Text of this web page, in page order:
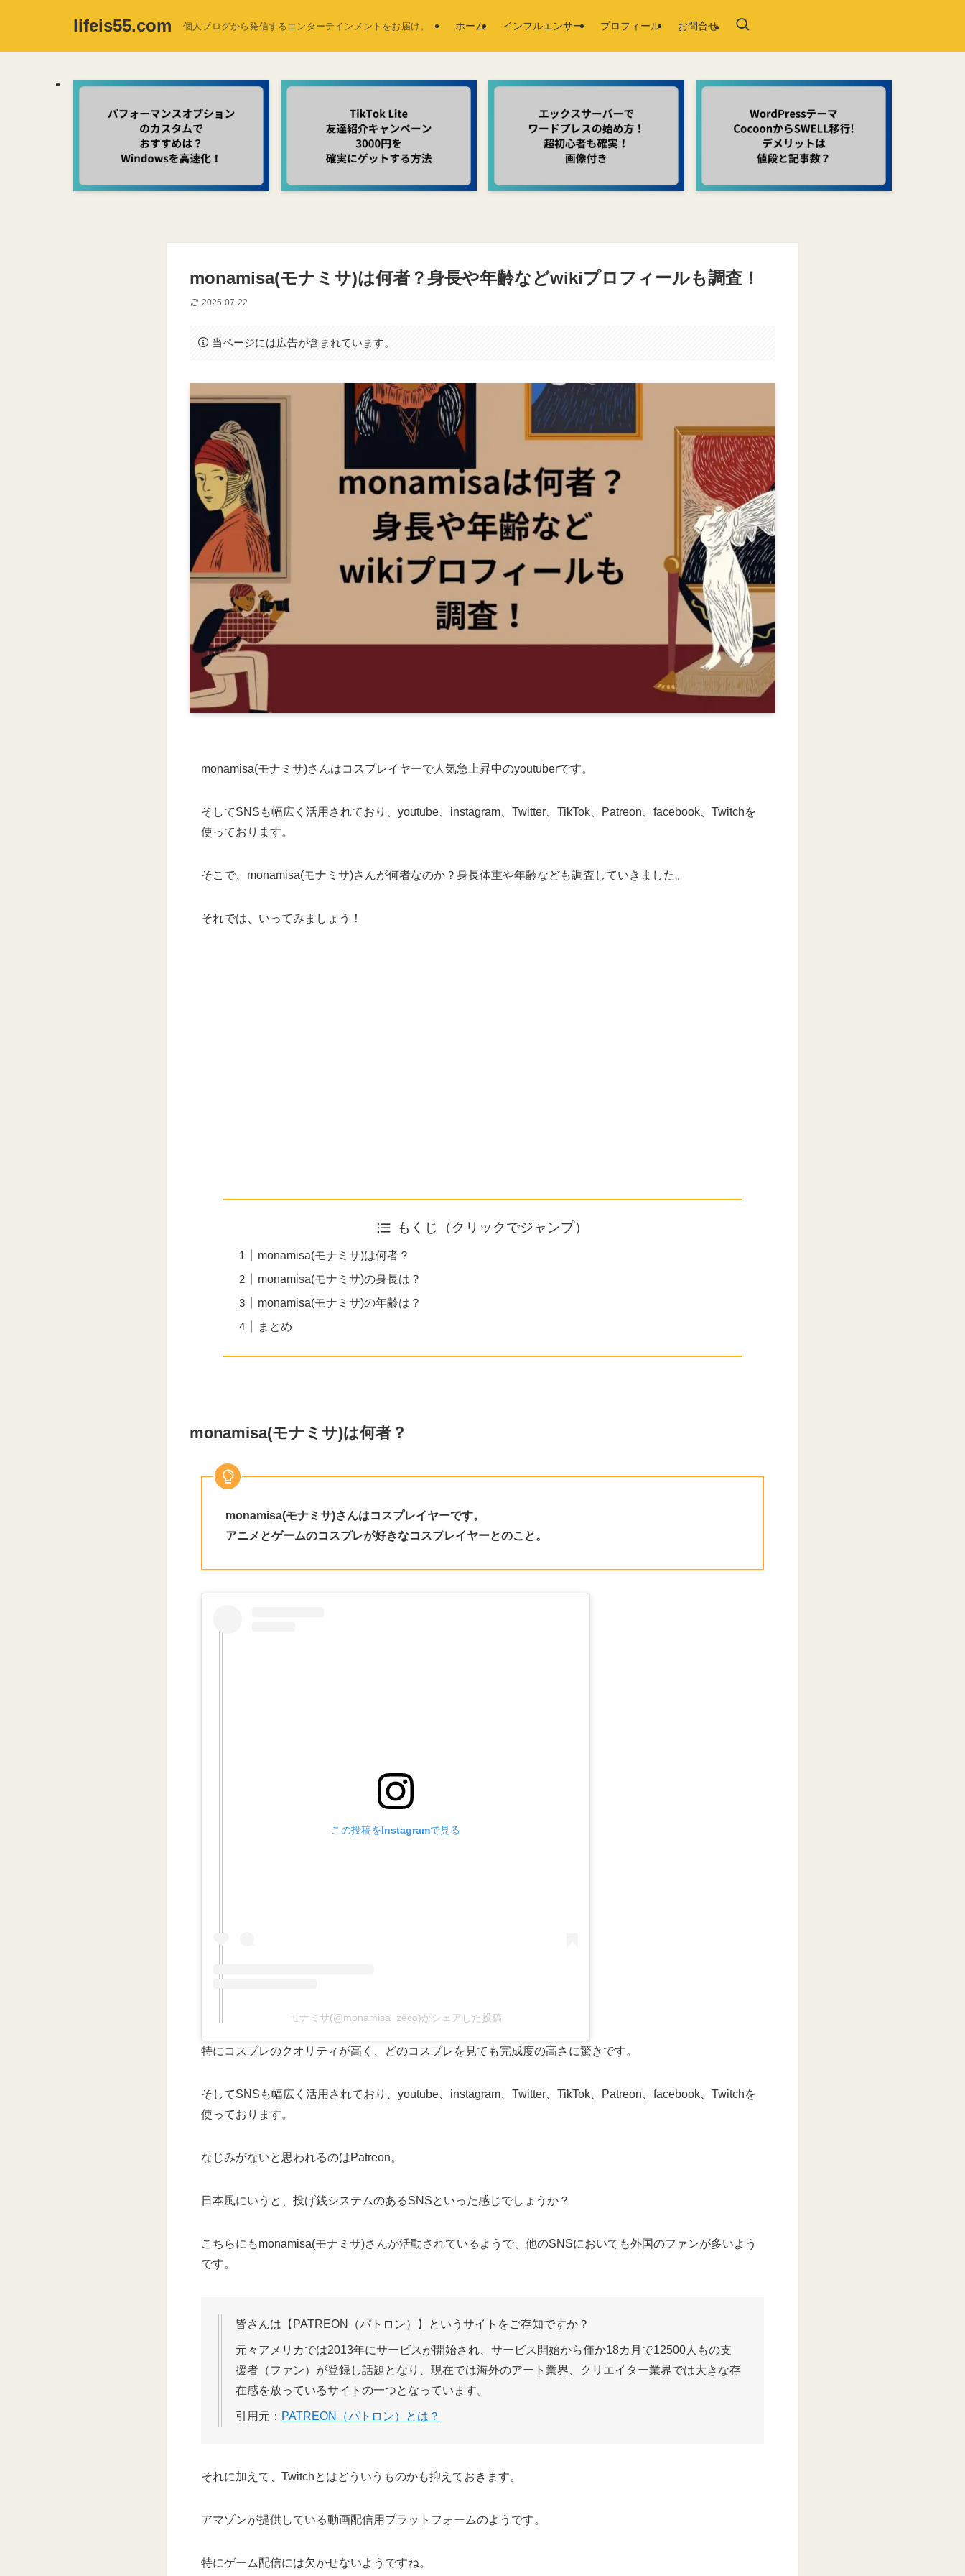
lifeis55.com 個人ブログから発信するエンターテインメントをお届け。 ホーム インフルエンサー プロフィール お問合せ
monamisa(モナミサ)は何者？身長や年齢などwikiプロフィールも調査！
2025-07-22
当ページには広告が含まれています。
monamisa(モナミサ)さんはコスプレイヤーで人気急上昇中のyoutuberです。
そしてSNSも幅広く活用されており、youtube、instagram、Twitter、TikTok、Patreon、facebook、Twitchを
使っております。
そこで、monamisa(モナミサ)さんが何者なのか？身長体重や年齢なども調査していきました。
それでは、いってみましょう！
もくじ（クリックでジャンプ）
monamisa(モナミサ)は何者？
monamisa(モナミサ)の身長は？
monamisa(モナミサ)の年齢は？
まとめ
monamisa(モナミサ)は何者？
monamisa(モナミサ)さんはコスプレイヤーです。
アニメとゲームのコスプレが好きなコスプレイヤーとのこと。
この投稿をInstagramで見る
モナミサ(@monamisa_zeco)がシェアした投稿
特にコスプレのクオリティが高く、どのコスプレを見ても完成度の高さに驚きです。
そしてSNSも幅広く活用されており、youtube、instagram、Twitter、TikTok、Patreon、facebook、Twitchを
使っております。
なじみがないと思われるのはPatreon。
日本風にいうと、投げ銭システムのあるSNSといった感じでしょうか？
こちらにもmonamisa(モナミサ)さんが活動されているようで、他のSNSにおいても外国のファンが多いよう
です。
皆さんは【PATREON（パトロン）】というサイトをご存知ですか？
元々アメリカでは2013年にサービスが開始され、サービス開始から僅か18カ月で12500人もの支
援者（ファン）が登録し話題となり、現在では海外のアート業界、クリエイター業界では大きな存
在感を放っているサイトの一つとなっています。
引用元： PATREON（パトロン）とは？
それに加えて、Twitchとはどういうものかも抑えておきます。
アマゾンが提供している動画配信用プラットフォームのようです。
特にゲーム配信には欠かせないようですね。